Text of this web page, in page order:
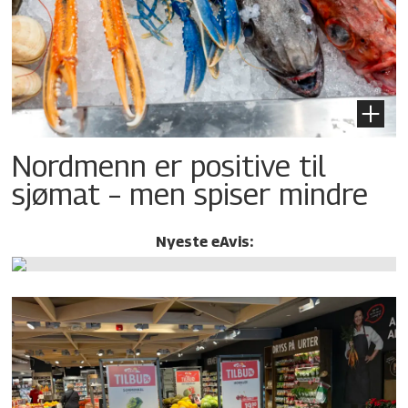
Nordmenn er positive til
sjømat – men spiser mindre
Nyeste eAvis: